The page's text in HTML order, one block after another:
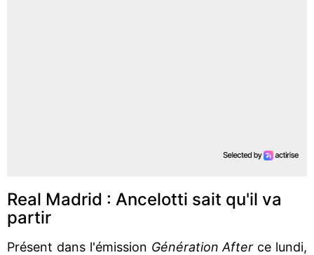
Real Madrid : Ancelotti sait qu'il va
partir
Présent dans l'émission Génération After ce lundi,